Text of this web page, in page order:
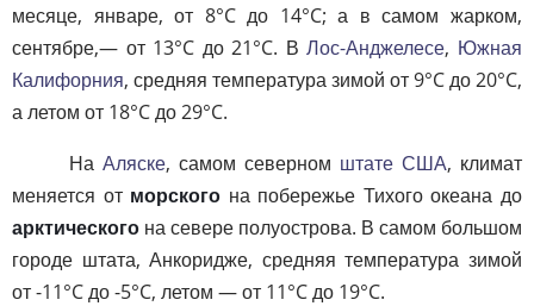
месяце, январе, от 8°C до 14°C; а в самом жарком,
сентябре,— от 13°C до 21°C. ВЛос-Анджелесе, Южная
Калифорния, средняя температура зимой от 9°C до 20°C,
а летом от 18°C до 29°C.
На Аляске, самом северном штате США, климат
меняется от морского на побережье Тихого океана до
арктического на севере полуострова. В самом большом
городе штата, Анкоридже, средняя температура зимой
от -11°C до -5°C, летом — от 11°C до 19°C.